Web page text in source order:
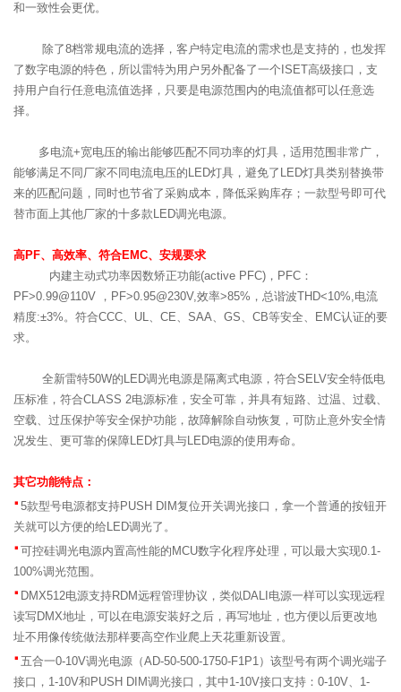
和一致性会更优。
除了8档常规电流的选择，客户特定电流的需求也是支持的，也发挥
了数字电源的特色，所以雷特为用户另外配备了一个ISET高级接口，支
持用户自行任意电流值选择，只要是电源范围内的电流值都可以任意选
择。
多电流+宽电压的输出能够匹配不同功率的灯具，适用范围非常广，
能够满足不同厂家不同电流电压的LED灯具，避免了LED灯具类别替换带
来的匹配问题，同时也节省了采购成本，降低采购库存；一款型号即可代
替市面上其他厂家的十多款LED调光电源。
高PF、高效率、符合EMC、 安规要求
内建主动式功率因数矫正功能(active PFC)，PFC：
PF>0.99@110V ，PF>0.95@230V,效率>85%，总谐波THD<10%,电流
精度:±3%。符合CCC、UL、CE、SAA、GS、CB等安全、EMC认证的要
求。
全新雷特50W的LED调光电源是隔离式电源，符合SELV安全特低电
压标准，符合CLASS 2电源标准，安全可靠，并具有短路、过温、过载、
空载、过压保护等安全保护功能，故障解除自动恢复，可防止意外安全情
况发生、更可靠的保障LED灯具与LED电源的使用寿命。
其它功能特点：
· 5款型号电源都支持PUSH DIM复位开关调光接口，拿一个普通的按钮开
关就可以方便的给LED调光了。
· 可控硅调光电源内置高性能的MCU数字化程序处理，可以最大实现0.1-
100%调光范围。
· DMX512电源支持RDM远程管理协议，类似DALI电源一样可以实现远程
读写DMX地址，可以在电源安装好之后，再写地址，也方便以后更改地
址不用像传统做法那样要高空作业爬上天花重新设置。
· 五合一0-10V调光电源（AD-50-500-1750-F1P1）该型号有两个调光端子
接口，1-10V和PUSH DIM调光接口，其中1-10V接口支持：0-10V、1-